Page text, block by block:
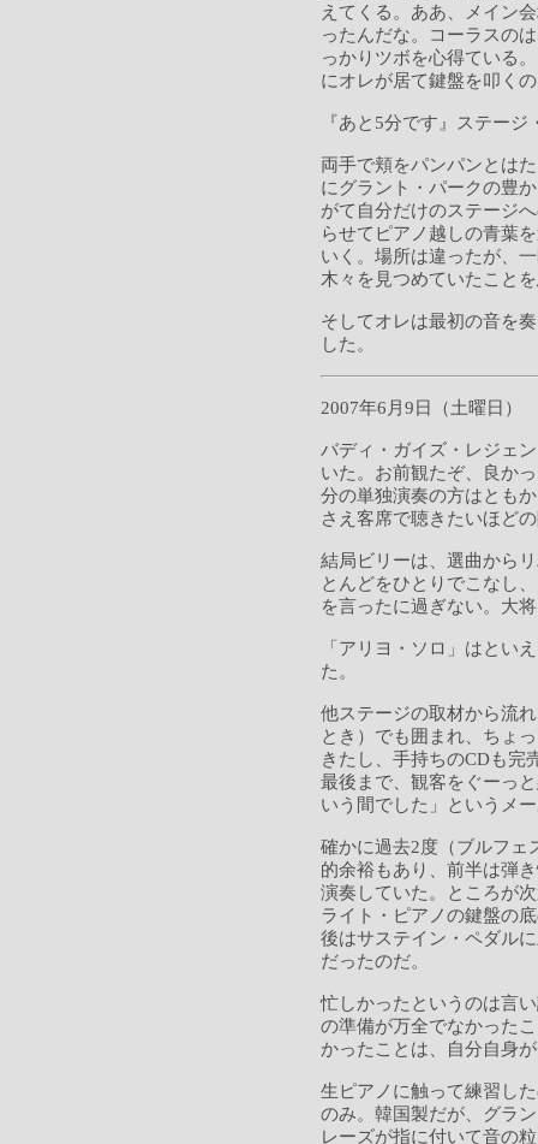
えてくる。ああ、メイン
ったんだな。コーラスの
っかりツボを心得ている
にオレが居て鍵盤を叩く
『あと5分です』ステー
両手で頬をパンパンとは
にグラント・パークの豊
がて自分だけのステージ
らせてピアノ越しの青葉
いく。場所は違ったが、
木々を見つめていたこと
そしてオレは最初の音を
した。
2007年6月9日（土曜日）
バディ・ガイズ・レジェ
いた。お前観たぞ、良か
分の単独演奏の方はとも
さえ客席で聴きたいほど
結局ビリーは、選曲から
とんどをひとりでこなし
を言ったに過ぎない。大
「アリヨ・ソロ」はとい
た。
他ステージの取材から流
とき）でも囲まれ、ちょ
きたし、手持ちのCDも完
最後まで、観客をぐーっ
いう間でした」というメ
確かに過去2度（ブルフェ
的余裕もあり、前半は弾
演奏していた。ところが
ライト・ピアノの鍵盤の
後はサステイン・ペダル
だったのだ。
忙しかったというのは言
の準備が万全でなかった
かったことは、自分自身
生ピアノに触って練習し
のみ。韓国製だが、グラ
レーズが指に付いて音の